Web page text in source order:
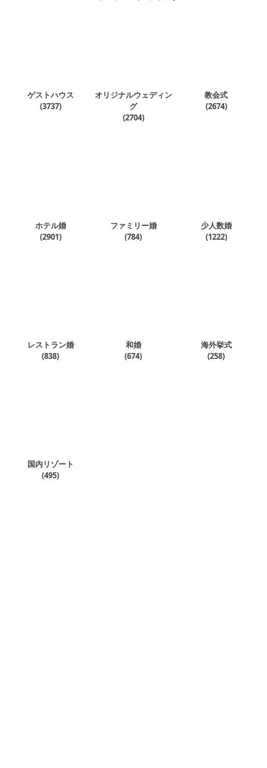
ゲストハウス
(3737)
オリジナルウェディン
グ
(2704)
教会式
(2674)
ホテル婚
(2901)
ファミリー婚
(784)
少人数婚
(1222)
レストラン婚
(838)
和婚
(674)
海外挙式
(258)
国内リゾート
(495)